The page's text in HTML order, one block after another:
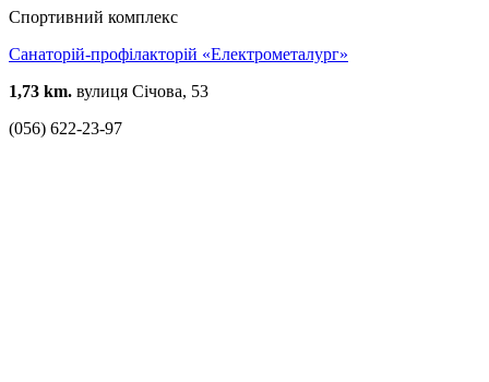
Спортивний комплекс
Санаторій-профілакторій «Електрометалург»
1,73 km. вулиця Січова, 53
(056) 622-23-97